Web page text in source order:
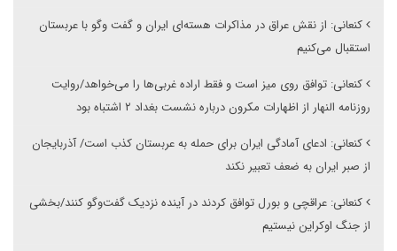
کنعانی: از نقش عراق در مذاکرات هسته‌ای ایران و گفت وگو با عربستان
استقبال می‌کنیم
کنعانی: توافق روی میز است و فقط اراده غربی‌ها را می‌خواهد/روایت
روزنامه النهار از اظهارات مکرون درباره نشست بغداد ۲ اشتباه بود
کنعانی: ادعای آمادگی ایران برای حمله به عربستان کذب است/ آذربایجان
از صبر ایران به ضعف تعبیر نکند
کنعانی: عراقچی و بورل توافق کردند در آینده نزدیک گفت‌وگو کنند/بخشی
از جنگ اوکراین نیستیم